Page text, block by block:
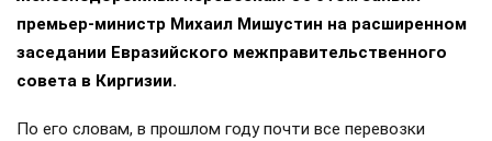
премьер-министр Михаил Мишустин на расширенном
заседании Евразийского межправительственного
совета в Киргизии.
По его словам, в прошлом году почти все перевозки